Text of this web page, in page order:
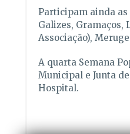
Participam ainda as
Galizes, Gramaços,
Associação),
A quarta Semana
Municipal e Junta
Hospital.